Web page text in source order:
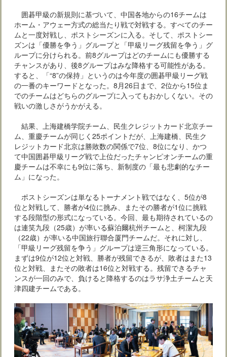
囲碁甲級の新規則に基づいて、中国各地からの16チームは
ホーム・アウェー方式の総当たり戦で対戦する。すべてのチー
ムと一度対戦し、ポストシーズンに入る。そして、ポストシー
ズンは「優勝を争う」グループと「甲級リーグ残留を争う」グ
ループに分けられる。前8グループはどのチームにも優勝する
チャンスがあり、後8グループはみな降格する可能性がある。
すると、「“8”の保持」というのは今年度の囲碁甲級リーグ戦
の一番のキーワードとなった。8月26日まで、2位から15位ま
でのチームはどちらのグループに入ってもおかしくない。その
戦いの激しさがうかがえる。
結果、上海建橋学院チーム、民生クレジットカード北京チー
ム、重慶チームが同じく25ポイントだが、上海建橋、民生ク
レジットカード北京は勝敗数の関係で7位、8位になり、かつ
て中国囲碁甲級リーグ戦で上位だったチャンピオンチームの重
慶チームは不幸にも9位に落ち、新制度の「最も悲劇的なチー
ム」になった。
ポストシーズンは単なるトーナメント戦ではなく、5位が8
位と対戦して、勝者が4位に挑み、またその勝者が1位に挑戦
する段階型の形式になっている。今回、最も期待されているの
は連笑九段（25歳）が率いる蘇泊爾杭州チームと、柯潔九段
（22歳）が率いる中国旅行聯合厦門チームだ。それに対し、
「甲級リーグ残留を争う」グループは逆三角形になっている。
まずは9位が12位と対戦、勝者が残留できるが、敗者はまた13
位と対戦、またその敗者は16位と対戦する。残留できるチャ
ンスが一回のみで、負けると降格するのはラサ浄土チームと天
津四建チームである。